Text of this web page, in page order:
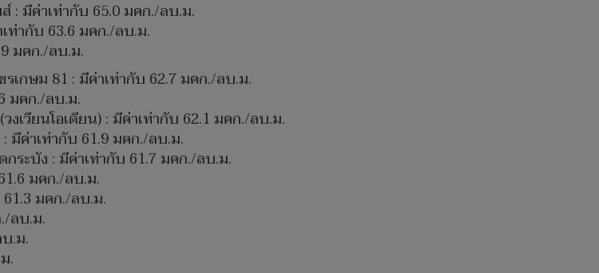
: มีค่าเท่ากับ 65.0 มคก./ลบ.ม.
ท่ากับ 63.6 มคก./ลบ.ม.
มคก./ลบ.ม.
เกษม 81 : มีค่าเท่ากับ 62.7 มคก./ลบ.ม.
มคก./ลบ.ม.
เวียนโอเดียน) : มีค่าเท่ากับ 62.1 มคก./ลบ.ม.
ค่าเท่ากับ 61.9 มคก./ลบ.ม.
ระบัง : มีค่าเท่ากับ 61.7 มคก./ลบ.ม.
มคก./ลบ.ม.
มคก./ลบ.ม.
ลบ.ม.
.ม.
.